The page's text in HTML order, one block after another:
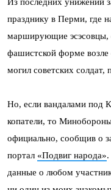
празднику в Перми, где
марширующие эсэсовцы,
фашистской форме возле
могил советских солдат,
Но, если вандалами под
копатели, то
официально, сообщив о
портал «Подвиг народа»
данные о любом